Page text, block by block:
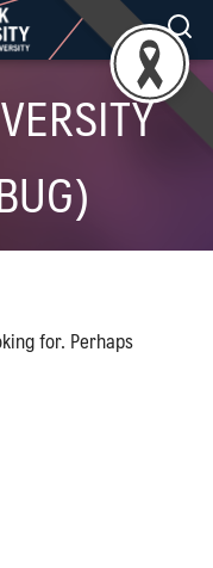
for. Perhaps